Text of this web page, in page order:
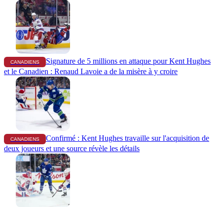
CANADIENS
Signature de 5 millions en attaque pour Kent Hughes
et le Canadien : Renaud Lavoie a de la misère à y croire
CANADIENS
Confirmé : Kent Hughes travaille sur l'acquisition de
deux joueurs et une source révèle les détails